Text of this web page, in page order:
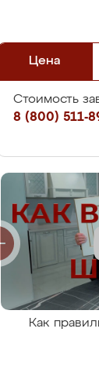
Цена
Стоимость
8 (800) 511-
Как